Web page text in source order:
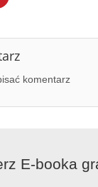
komentarz
E-booka